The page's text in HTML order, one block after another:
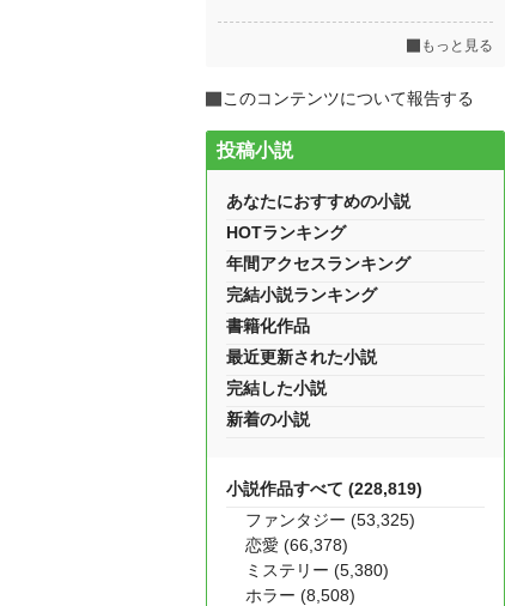
もっと見る
このコンテンツについて報告する
投稿小説
あなたにおすすめの小説
HOTランキング
年間アクセスランキング
完結小説ランキング
書籍化作品
最近更新された小説
完結した小説
新着の小説
小説作品すべて (228,819)
ファンタジー (53,325)
恋愛 (66,378)
ミステリー (5,380)
ホラー (8,508)